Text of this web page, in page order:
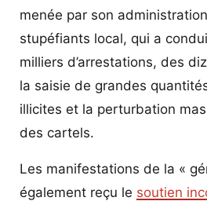
menée par son
stupéfiants local, qui a
milliers d’arrestations, des
la saisie de grandes
illicites et la perturbation
des cartels.
Les manifestations de la «
également reçu le soutien